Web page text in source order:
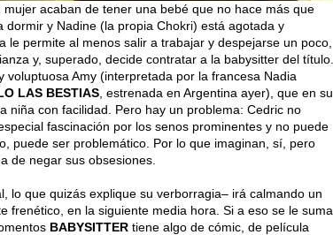
acaban de tener una bebé que no hace más que
dormir y Nadine (la propia Chokri) está agotada y
le permite al menos salir a trabajar y despejarse un poco,
y, superado, decide contratar a la babysitter del título.
Amy (interpretada por la francesa Nadia
LAS BESTIAS , estrenada en Argentina ayer), que en su
niña con facilidad. Pero hay un problema: Cedric no
fascinación por los senos prominentes y no puede
puede ser problemático. Por lo que imaginan, sí, pero
de negar sus obsesiones.
lo que quizás explique su verborragia– irá calmando un
frenético, en la siguiente media hora. Si a eso se le suma
BABYSITTER tiene algo de cómic, de película